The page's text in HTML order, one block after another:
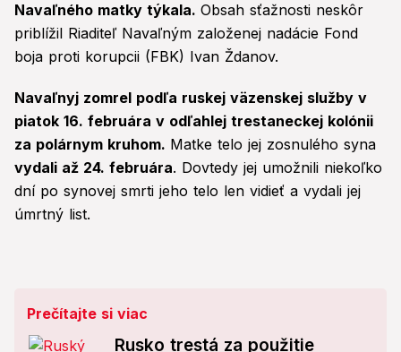
Navaľného matky týkala. Obsah sťažnosti neskôr
priblížil Riaditeľ Navaľným založenej nadácie Fond
boja proti korupcii (FBK) Ivan Ždanov.
Navaľnyj zomrel podľa ruskej väzenskej služby v
piatok 16. februára v odľahlej trestaneckej kolónii
za polárnym kruhom. Matke telo jej zosnulého syna
vydali až 24. februára. Dovtedy jej umožnili niekoľko
dní po synovej smrti jeho telo len vidieť a vydali jej
úmrtný list.
Prečítajte si viac
Rusko trestá za použitie